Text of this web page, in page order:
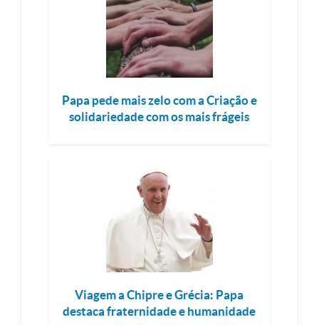
Papa pede mais zelo com a Criação e
solidariedade com os mais frágeis
Viagem a Chipre e Grécia: Papa
destaca fraternidade e humanidade